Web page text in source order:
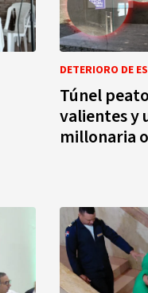
DETERIORO DE
Túnel
valientes y
millonaria